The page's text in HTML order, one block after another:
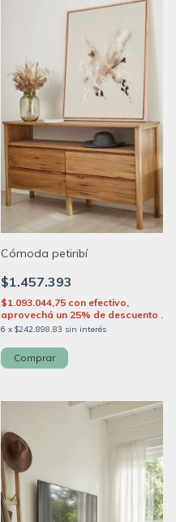
Cómoda petiribí
$1.457.393
6 x $242.898,83 sin interés
$1.093.044,75 con efectivo,
aprovechá un 25% de descuento .
Comprar